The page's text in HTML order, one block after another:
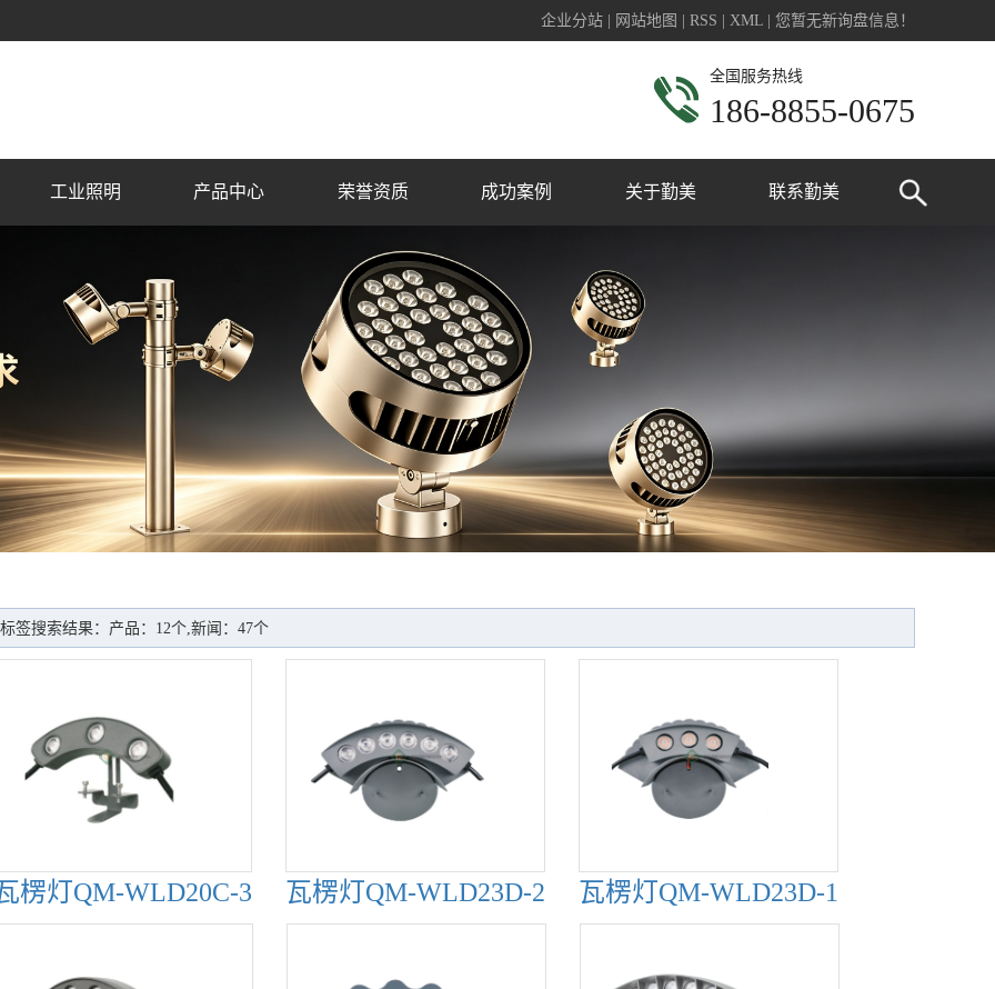
企业分站 网站地图 RSS XML 您暂无新询盘信息！
全国服务热线
186-8855-0675
工业照明 产品中心 荣誉资质
荣誉资质
成功案例
商业广场亮化
市政工程亮化
住宅楼盘亮化
桥梁亮化
古建筑亮化
公园亮化
关于勤美
联系我们
联系勤美
标签搜索结果：产品：12个,新闻：47个
楞灯QM-WLD20C-3 瓦楞灯QM-WLD23D-2 瓦楞灯QM-WLD23D-1